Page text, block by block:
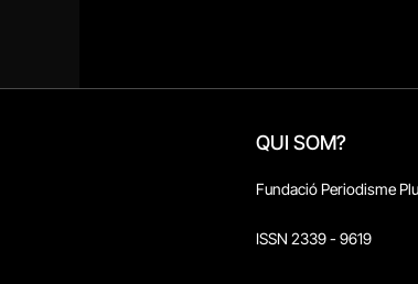
QUI SOM?
Fundació Periodisme
ISSN 2339 - 9619